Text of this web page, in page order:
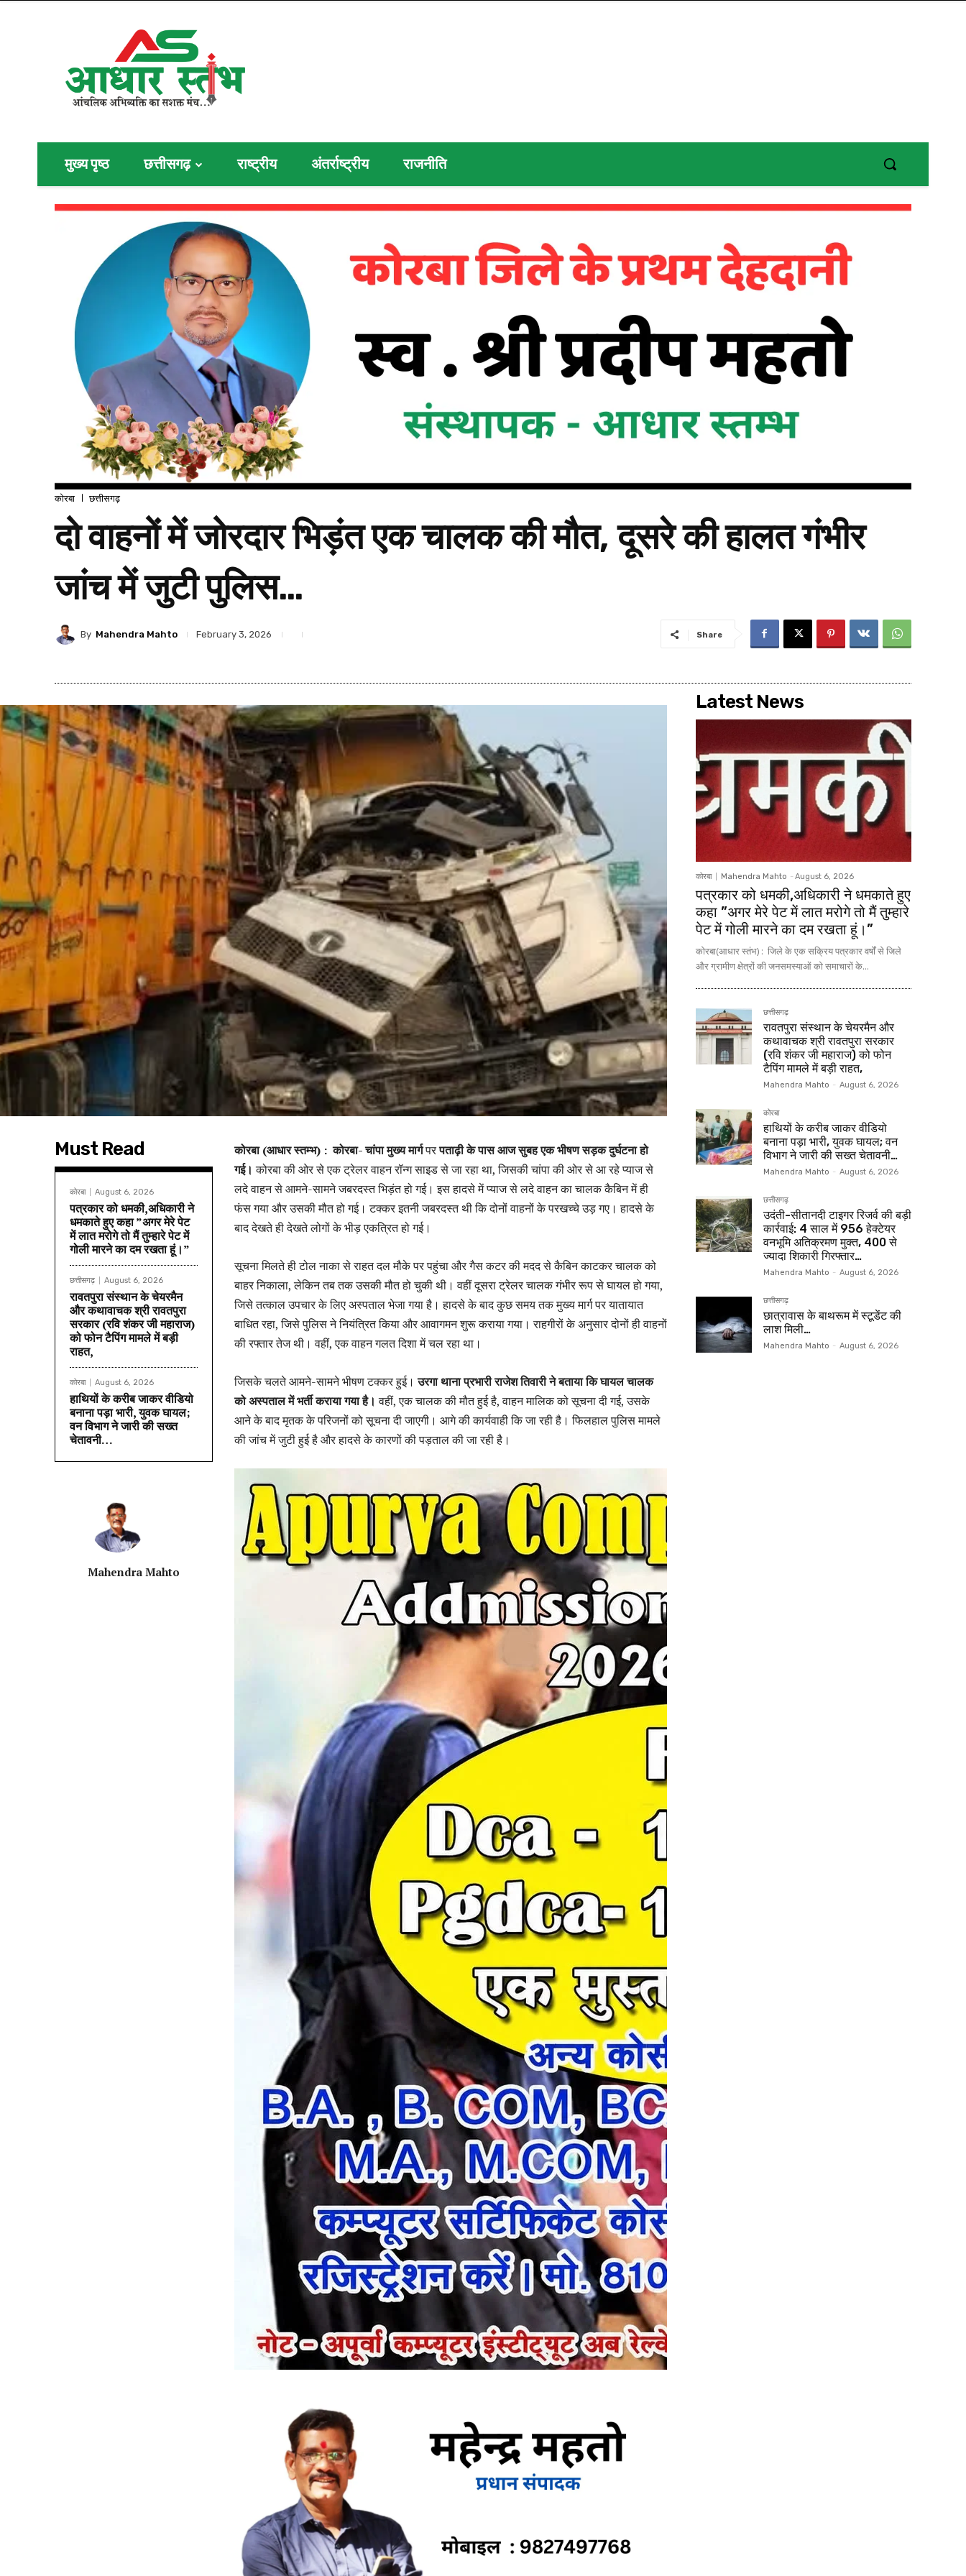
मुख्य पृष्ठ छत्तीसगढ़ राष्ट्रीय अंतर्राष्ट्रीय राजनीति
कोरबा छत्तीसगढ़
दो वाहनों में जोरदार भिड़ंत एक चालक की मौत, दूसरे की हालत गंभीर
जांच में जुटी पुलिस…
By Mahendra Mahto February 3, 2026 Share
Must Read
कोरबा August 6, 2026
पत्रकार को धमकी,अधिकारी ने
धमकाते हुए कहा ”अगर मेरे पेट
में लात मरोगे तो मैं तुम्हारे पेट में
गोली मारने का दम रखता हूं।”
छत्तीसगढ़ August 6, 2026
रावतपुरा संस्थान के चेयरमैन
और कथावाचक श्री रावतपुरा
सरकार (रवि शंकर जी महाराज)
को फोन टैपिंग मामले में बड़ी
राहत,
कोरबा August 6, 2026
हाथियों के करीब जाकर वीडियो
बनाना पड़ा भारी, युवक घायल;
वन विभाग ने जारी की सख्त
चेतावनी…
Mahendra Mahto
कोरबा (आधार स्तम्भ) : कोरबा- चांपा मुख्य मार्गपरपताढ़ी के पास आज सुबह एक भीषण सड़क दुर्घटना हो
गई। कोरबा की ओर से एक ट्रेलर वाहन रॉन्ग साइड से जा रहा था, जिसकी चांपा की ओर से आ रहे प्याज से
लदे वाहन से आमने-सामने जबरदस्त भिड़ंत हो गई। इस हादसे में प्याज से लदे वाहन का चालक कैबिन में ही
फंस गया और उसकी मौत हो गई। टक्कर इतनी जबरदस्त थी कि दोनों वाहनों के परखच्चे उड़ गए। हादसे के
बाद देखते ही देखते लोगों के भीड़ एकत्रित हो गई।
सूचना मिलते ही टोल नाका से राहत दल मौके पर पहुंचा और गैस कटर की मदद से कैबिन काटकर चालक को
बाहर निकाला, लेकिन तब तक उसकी मौत हो चुकी थी। वहीं दूसरा ट्रेलर चालक गंभीर रूप से घायल हो गया,
जिसे तत्काल उपचार के लिए अस्पताल भेजा गया है। हादसे के बाद कुछ समय तक मुख्य मार्ग पर यातायात
बाधित रहा, जिसे पुलिस ने नियंत्रित किया और आवागमन शुरू कराया गया। राहगीरों के अनुसार दोनों ही वाहनों
की रफ्तार तेज थी। वहीं, एक वाहन गलत दिशा में चल रहा था।
जिसके चलते आमने-सामने भीषण टक्कर हुई।उरगा थाना प्रभारी राजेश तिवारी ने बताया कि घायल चालक
को अस्पताल में भर्ती कराया गया है। वहीं, एक चालक की मौत हुई है, वाहन मालिक को सूचना दी गई, उसके
आने के बाद मृतक के परिजनों को सूचना दी जाएगी। आगे की कार्यवाही कि जा रही है। फिलहाल पुलिस मामले
की जांच में जुटी हुई है और हादसे के कारणों की पड़ताल की जा रही है।
Latest News
कोरबा Mahendra Mahto - August 6, 2026
पत्रकार को धमकी,अधिकारी ने धमकाते हुए
कहा ”अगर मेरे पेट में लात मरोगे तो मैं तुम्हारे
पेट में गोली मारने का दम रखता हूं।”
कोरबा(आधार स्तंभ) : जिले के एक सक्रिय पत्रकार वर्षों से जिले
और ग्रामीण क्षेत्रों की जनसमस्याओं को समाचारों के...
छत्तीसगढ़
रावतपुरा संस्थान के चेयरमैन और
कथावाचक श्री रावतपुरा सरकार
(रवि शंकर जी महाराज) को फोन
टैपिंग मामले में बड़ी राहत,
Mahendra Mahto - August 6, 2026
कोरबा
हाथियों के करीब जाकर वीडियो
बनाना पड़ा भारी, युवक घायल; वन
विभाग ने जारी की सख्त चेतावनी…
Mahendra Mahto - August 6, 2026
छत्तीसगढ़
उदंती-सीतानदी टाइगर रिजर्व की बड़ी
कार्रवाई: 4 साल में 956 हेक्टेयर
वनभूमि अतिक्रमण मुक्त, 400 से
ज्यादा शिकारी गिरफ्तार…
Mahendra Mahto - August 6, 2026
छत्तीसगढ़
छात्रावास के बाथरूम में स्टूडेंट की
लाश मिली…
Mahendra Mahto - August 6, 2026